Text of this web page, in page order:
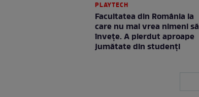
PLAYTECH
Facultatea din România la
care nu mai vrea nimeni să
înveţe. A pierdut aproape
jumătate din studenţi